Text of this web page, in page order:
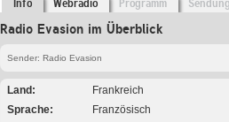
Info Webradio Programm
Radio Evasion im Überblick
Sender: Radio Evasion
Land
Frankreich
Sprache
Französisch